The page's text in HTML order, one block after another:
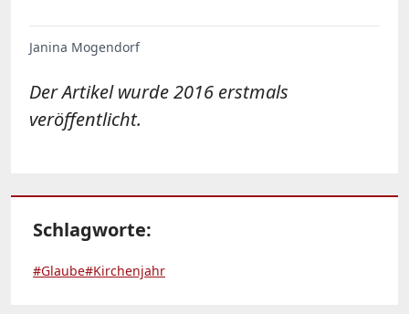
Janina Mogendorf
Der Artikel wurde 2016 erstmals
veröffentlicht.
Schlagworte:
#Glaube#Kirchenjahr